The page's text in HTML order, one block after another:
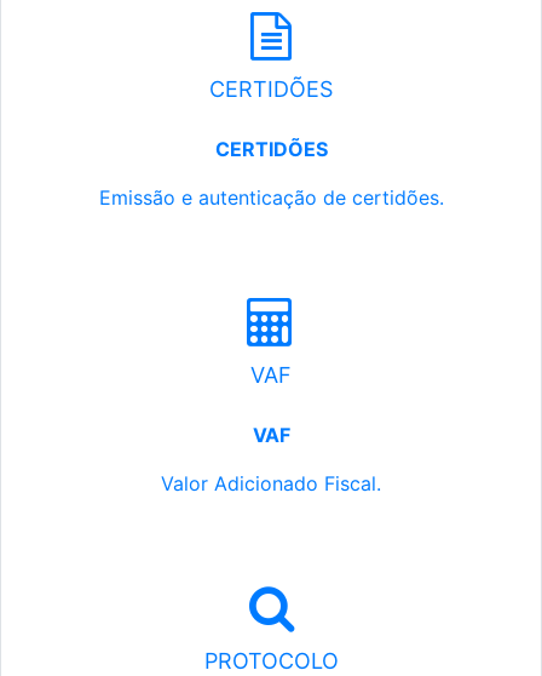
CERTIDÕES
CERTIDÕES
Emissão e autenticação de certidões.
VAF
VAF
Valor Adicionado Fiscal.
PROTOCOLO